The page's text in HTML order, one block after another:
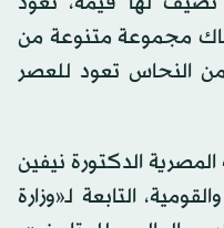
مجموعة متنوعة من
من النحاس تعود للعصر
المصرية الدكتورة نيفين
التابعة لـ«وزارة